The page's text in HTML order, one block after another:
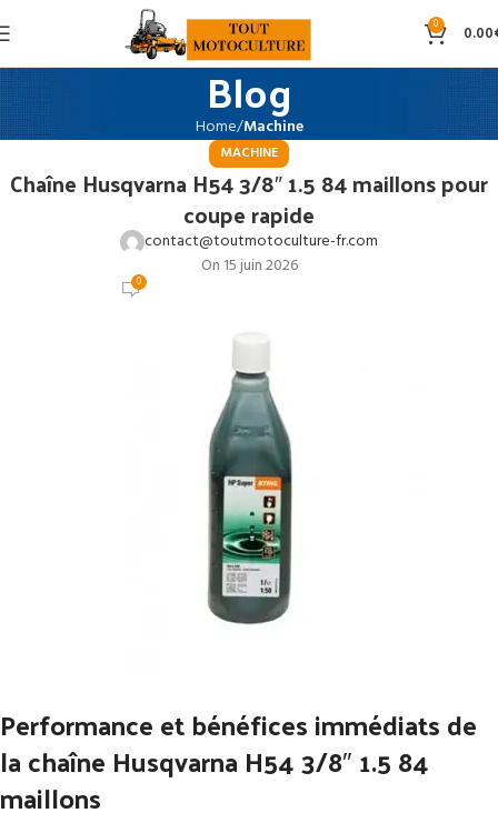
0 0.00
Blog
Home Machine
MACHINE
Chaîne Husqvarna H54 3/8″ 1.5 84 maillons pour
coupe rapide
contact@toutmotoculture-fr.com
On 15 juin 2026
0
Performance et bénéfices immédiats de
la chaîne Husqvarna H54 3/8″ 1.5 84
maillons